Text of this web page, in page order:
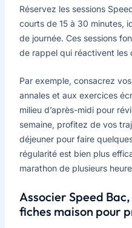
Réservez les sessions
courts de 15 à 30 minutes,
de journée. Ces sessions
de rappel qui réactivent les
Par exemple, consacrez
annales et aux exercices
milieu d’après-midi pour
semaine, profitez de vos
déjeuner pour faire
régularité est bien plus
marathon de plusieurs
Associer Speed
fiches maison pour